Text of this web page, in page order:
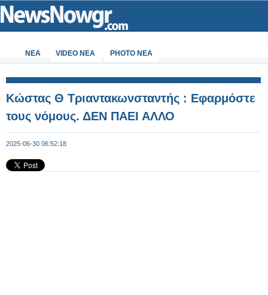
ΝΕΑ VIDEO NEA PHOTO NEA
Κώστας Θ Τριαντακωνσταντής : Εφαρμόστε
τους νόμους. ΔΕΝ ΠΑΕΙ ΑΛΛΟ
2025-06-30 06:52:18